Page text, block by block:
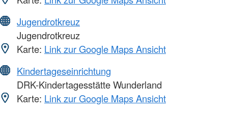
Jugendrotkreuz
Jugendrotkreuz
Karte: Link zur Google Maps Ansicht
Kindertageseinrichtung
DRK-Kindertagesstätte Wunderland
Karte: Link zur Google Maps Ansicht